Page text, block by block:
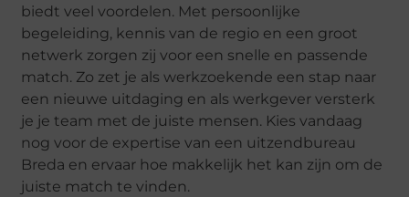
biedt veel voordelen. Met persoonlijke
begeleiding, kennis van de regio en een groot
netwerk zorgen zij voor een snelle en passende
match. Zo zet je als werkzoekende een stap naar
een nieuwe uitdaging en als werkgever versterk
je je team met de juiste mensen. Kies vandaag
nog voor de expertise van een uitzendbureau
Breda en ervaar hoe makkelijk het kan zijn om de
juiste match te vinden.